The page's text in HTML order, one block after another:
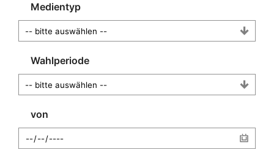
Medientyp
Wahlperiode
von